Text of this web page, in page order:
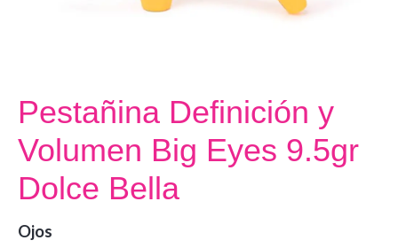
Pestañina Definición y
Volumen Big Eyes 9.5gr
Dolce Bella
Ojos